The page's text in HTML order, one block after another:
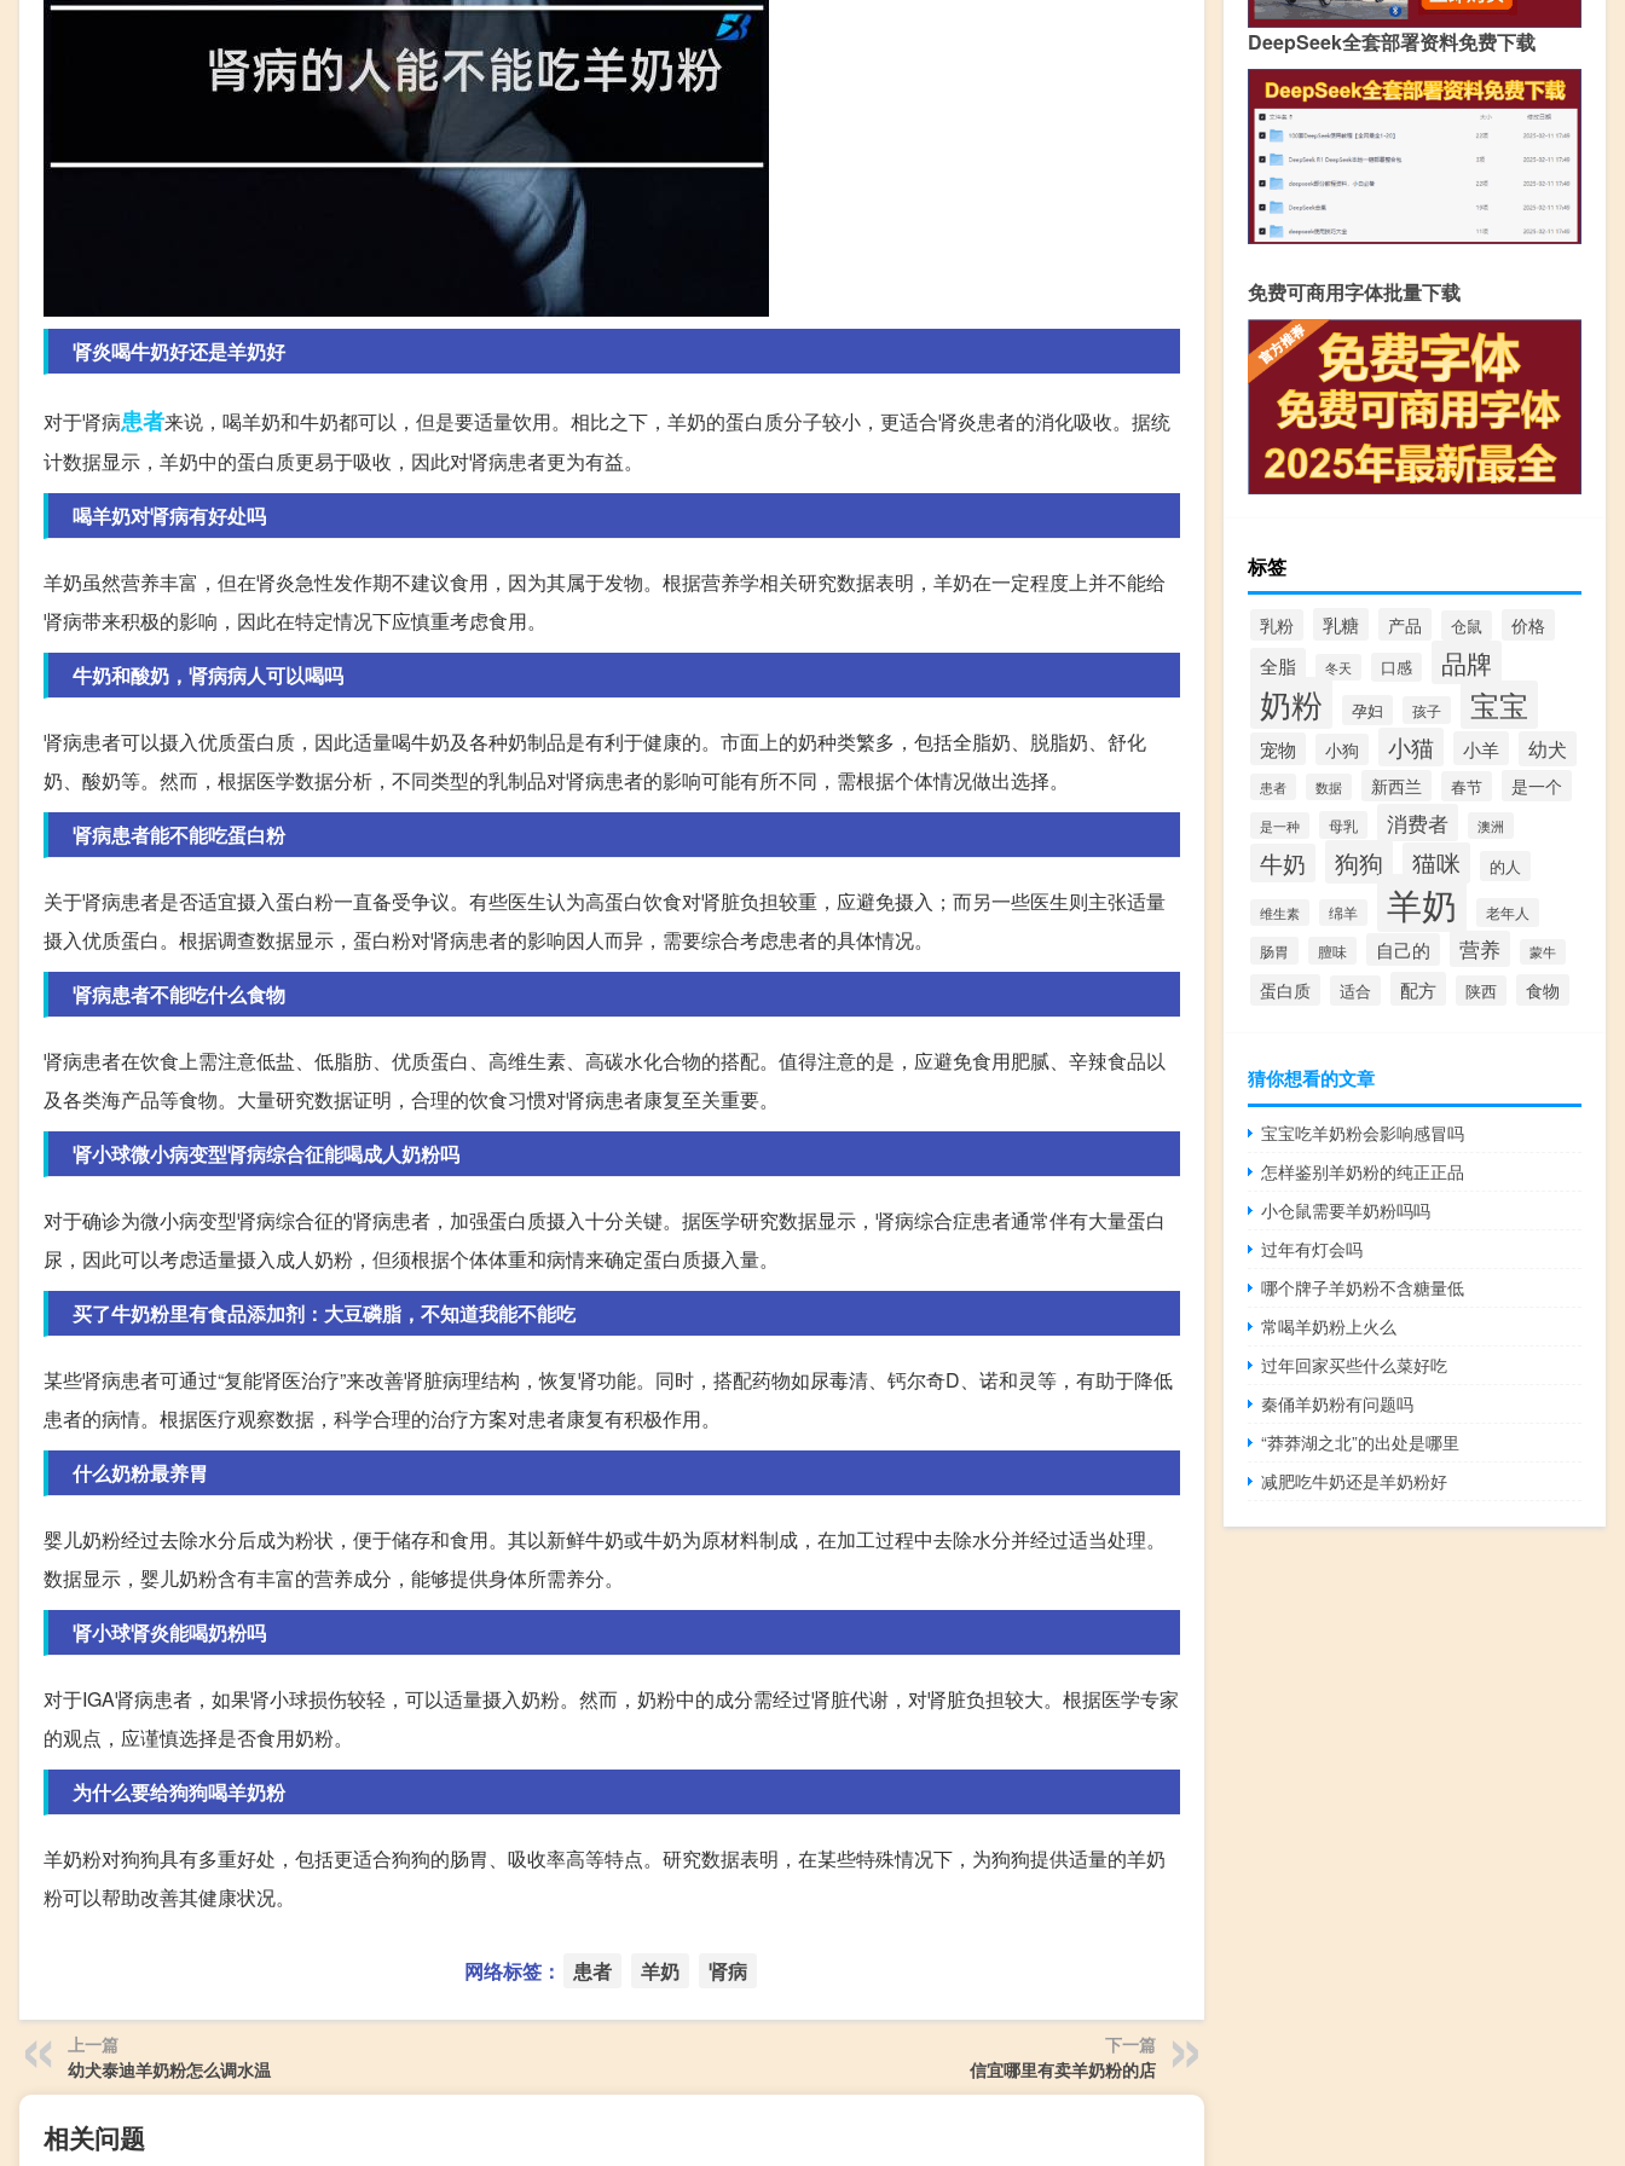
肾炎喝牛奶好还是羊奶好
对于肾病患者来说，喝羊奶和牛奶都可以，但是要适量饮用。相比之下，羊奶的蛋白质分子较小，更适合肾炎患者的消化吸收。据统
计数据显示，羊奶中的蛋白质更易于吸收，因此对肾病患者更为有益。
喝羊奶对肾病有好处吗
羊奶虽然营养丰富，但在肾炎急性发作期不建议食用，因为其属于发物。根据营养学相关研究数据表明，羊奶在一定程度上并不能给
肾病带来积极的影响，因此在特定情况下应慎重考虑食用。
牛奶和酸奶，肾病病人可以喝吗
肾病患者可以摄入优质蛋白质，因此适量喝牛奶及各种奶制品是有利于健康的。市面上的奶种类繁多，包括全脂奶、脱脂奶、舒化
奶、酸奶等。然而，根据医学数据分析，不同类型的乳制品对肾病患者的影响可能有所不同，需根据个体情况做出选择。
肾病患者能不能吃蛋白粉
关于肾病患者是否适宜摄入蛋白粉一直备受争议。有些医生认为高蛋白饮食对肾脏负担较重，应避免摄入；而另一些医生则主张适量
摄入优质蛋白。根据调查数据显示，蛋白粉对肾病患者的影响因人而异，需要综合考虑患者的具体情况。
肾病患者不能吃什么食物
肾病患者在饮食上需注意低盐、低脂肪、优质蛋白、高维生素、高碳水化合物的搭配。值得注意的是，应避免食用肥腻、辛辣食品以
及各类海产品等食物。大量研究数据证明，合理的饮食习惯对肾病患者康复至关重要。
肾小球微小病变型肾病综合征能喝成人奶粉吗
对于确诊为微小病变型肾病综合征的肾病患者，加强蛋白质摄入十分关键。据医学研究数据显示，肾病综合症患者通常伴有大量蛋白
尿，因此可以考虑适量摄入成人奶粉，但须根据个体体重和病情来确定蛋白质摄入量。
买了牛奶粉里有食品添加剂：大豆磷脂，不知道我能不能吃
某些肾病患者可通过“复能肾医治疗”来改善肾脏病理结构，恢复肾功能。同时，搭配药物如尿毒清、钙尔奇D、诺和灵等，有助于降低
患者的病情。根据医疗观察数据，科学合理的治疗方案对患者康复有积极作用。
什么奶粉最养胃
婴儿奶粉经过去除水分后成为粉状，便于储存和食用。其以新鲜牛奶或牛奶为原材料制成，在加工过程中去除水分并经过适当处理。
数据显示，婴儿奶粉含有丰富的营养成分，能够提供身体所需养分。
肾小球肾炎能喝奶粉吗
对于IGA肾病患者，如果肾小球损伤较轻，可以适量摄入奶粉。然而，奶粉中的成分需经过肾脏代谢，对肾脏负担较大。根据医学专家
的观点，应谨慎选择是否食用奶粉。
为什么要给狗狗喝羊奶粉
羊奶粉对狗狗具有多重好处，包括更适合狗狗的肠胃、吸收率高等特点。研究数据表明，在某些特殊情况下，为狗狗提供适量的羊奶
粉可以帮助改善其健康状况。
网络标签： 患者 羊奶 肾病
上一篇
幼犬泰迪羊奶粉怎么调水温
下一篇
信宜哪里有卖羊奶粉的店
相关问题
DeepSeek全套部署资料免费下载
免费可商用字体批量下载
标签
乳粉 乳糖 产品 仓鼠 价格
全脂 冬天 口感 品牌
奶粉 孕妇 孩子 宝宝
宠物 小狗 小猫 小羊 幼犬
患者 数据 新西兰 春节 是一个
是一种 母乳 消费者 澳洲
牛奶 狗狗 猫咪 的人
维生素 绵羊 羊奶 老年人
肠胃 膻味 自己的 营养 蒙牛
蛋白质 适合 配方 陕西 食物
猜你想看的文章
宝宝吃羊奶粉会影响感冒吗
怎样鉴别羊奶粉的纯正正品
小仓鼠需要羊奶粉吗吗
过年有灯会吗
哪个牌子羊奶粉不含糖量低
常喝羊奶粉上火么
过年回家买些什么菜好吃
秦俑羊奶粉有问题吗
“莽莽湖之北”的出处是哪里
减肥吃牛奶还是羊奶粉好